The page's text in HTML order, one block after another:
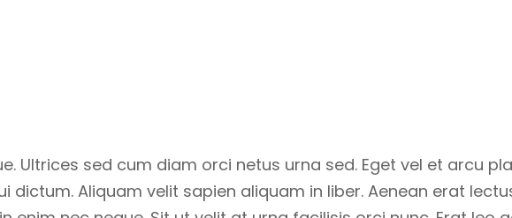
Ultrices sed cum diam orci netus urna sed. Eget vel et arcu
dictum. Aliquam velit sapien aliquam in liber. Aenean erat